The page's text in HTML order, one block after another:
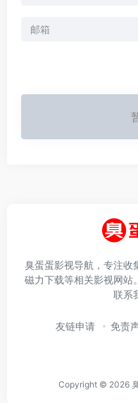
臭蛋蛋影视导航，专注收
磁力下载等相关影视网站
联系
友链申请 免责
Copyright © 2026